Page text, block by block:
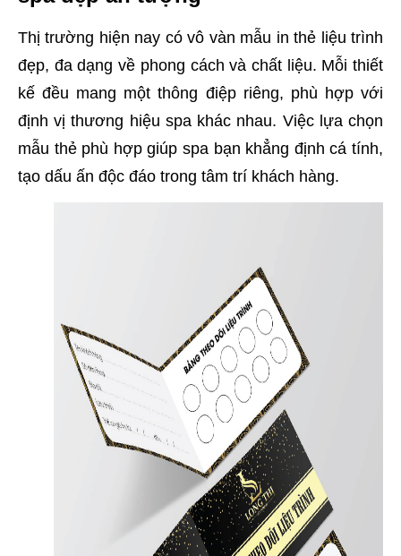
Thị trường hiện nay có vô vàn mẫu in thẻ liệu trình
đẹp, đa dạng về phong cách và chất liệu. Mỗi thiết
kế đều mang một thông điệp riêng, phù hợp với
định vị thương hiệu spa khác nhau. Việc lựa chọn
mẫu thẻ phù hợp giúp spa bạn khẳng định cá tính,
tạo dấu ấn độc đáo trong tâm trí khách hàng.